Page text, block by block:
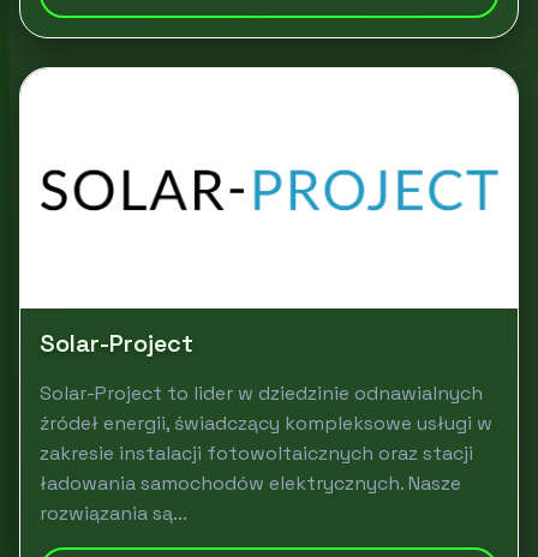
Solar-Project
Solar-Project to lider w dziedzinie odnawialnych
źródeł energii, świadczący kompleksowe usługi w
zakresie instalacji fotowoltaicznych oraz stacji
ładowania samochodów elektrycznych. Nasze
rozwiązania są...